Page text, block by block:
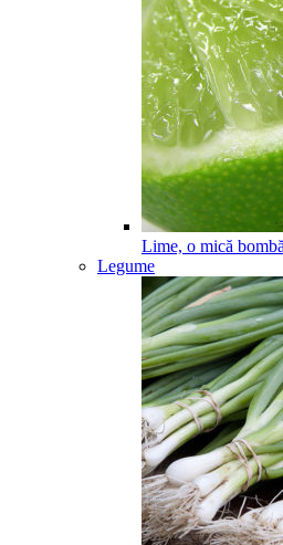
Lime, o mică
Legume